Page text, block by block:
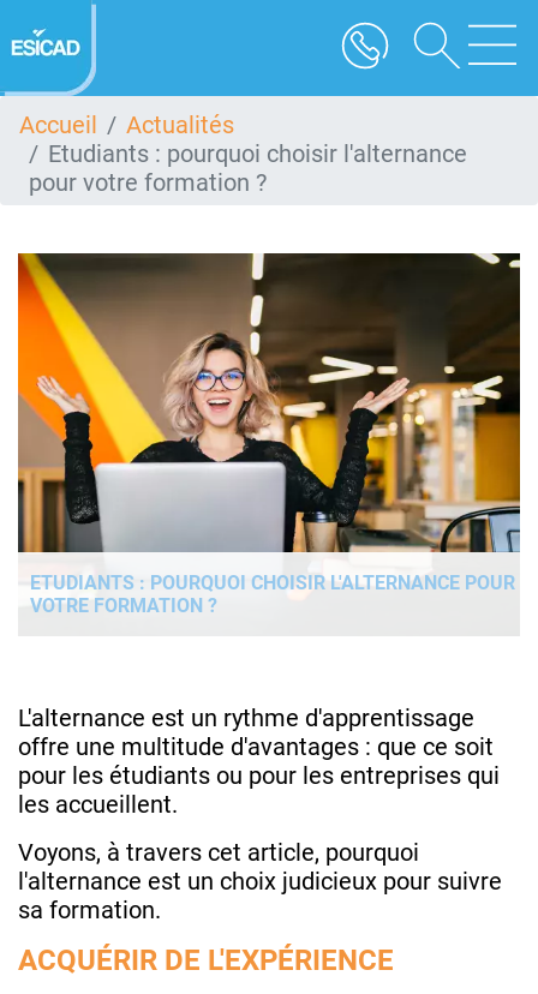
au
contenu
Accueil
Actualités
Etudiants : pourquoi choisir l'alternance
pour votre formation ?
ETUDIANTS : POURQUOI CHOISIR L'ALTERNANCE POUR
VOTRE FORMATION ?
L'alternance est un rythme d'apprentissage
offre une multitude d'avantages : que ce soit
pour les étudiants ou pour les entreprises qui
les accueillent.
Voyons, à travers cet article, pourquoi
l'alternance est un choix judicieux pour suivre
sa formation.
ACQUÉRIR DE L'EXPÉRIENCE